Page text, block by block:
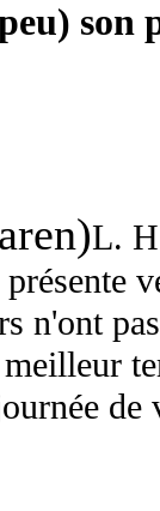
son
L.
n'ont
de